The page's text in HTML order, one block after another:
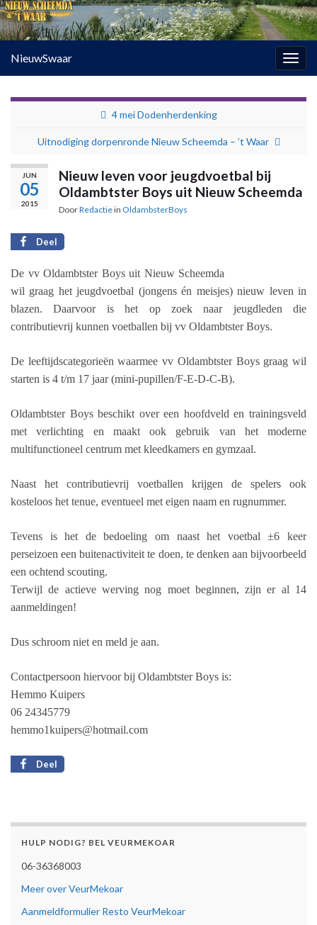
NieuwSwaar
4 mei Dodenherdenking
Uitnodiging dorpenronde Nieuw Scheemda – ’t Waar
JUN
05
2015
Nieuw leven voor jeugdvoetbal bij
Oldambtster Boys uit Nieuw Scheemda
DoorRedactiein OldambsterBoys
Deel
De vv Oldambtster Boys uit Nieuw Scheemda
wil graag het jeugdvoetbal (jongens én meisjes)nieuw leven in
blazen. Daarvoor is het op zoek naar jeugdleden die
contributievrij kunnen voetballen bij vv Oldambtster Boys.
De leeftijdscategorieën waarmee vv Oldambtster Boys graag wil
starten is 4 t/m 17 jaar (mini-pupillen/F-E-D-C-B).
Oldambtster Boys beschikt over een hoofdveld en trainingsveld
met verlichting en maakt ook gebruik van het moderne
multifunctioneel centrum met kleedkamers en gymzaal.
Naast het contributievrij voetballen krijgen de spelers ook
kosteloos het tenue, eventueel met eigen naam en rugnummer.
Tevens is het de bedoeling om naast het voetbal ±6 keer
perseizoen een buitenactiviteit te doen, te denken aan bijvoorbeeld
een ochtend scouting.
Terwijl de actieve werving nog moet beginnen, zijn er al 14
aanmeldingen!
Dus schroom niet en meld je aan.
Contactpersoon hiervoor bij Oldambtster Boys is:
Hemmo Kuipers
06 24345779
hemmo1kuipers@hotmail.com
Deel
HULP NODIG? BEL VEURMEKOAR
06-36368003
Meer over VeurMekoar
Aanmeldformulier Resto VeurMekoar